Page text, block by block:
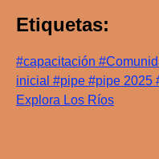
Etiquetas:
#capacitación
inicial #pipe #pipe 2025
Explora Los Ríos